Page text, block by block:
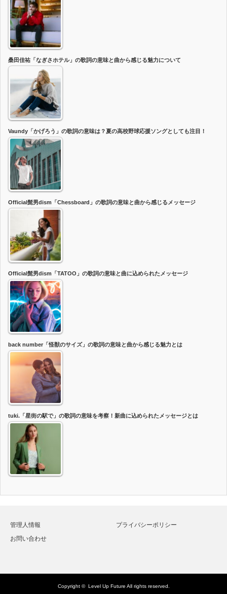
桑田佳祐「なぎさホテル」の歌詞の意味と曲から感じる魅力について
Vaundy「かげろう」の歌詞の意味は？夏の高校野球応援ソングとしても注目！
Official髭男dism「Chessboard」の歌詞の意味と曲から感じるメッセージ
Official髭男dism「TATOO」の歌詞の意味と曲に込められたメッセージ
back number「怪獣のサイズ」の歌詞の意味と曲から感じる魅力とは
tuki.「星街の駅で」の歌詞の意味を考察！新曲に込められたメッセージとは
管理人情報
プライバシーポリシー
お問い合わせ
Copyright © Level Up Future All rights reserved.